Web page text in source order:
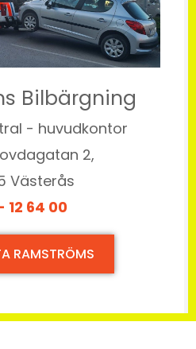
Bilbärgning
- huvudkontor
2,
Västerås
12 64 00
RAMSTRÖMS